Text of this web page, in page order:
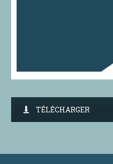
TÉLÉCHARGER